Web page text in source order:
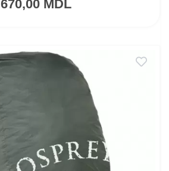
670,00 MDL